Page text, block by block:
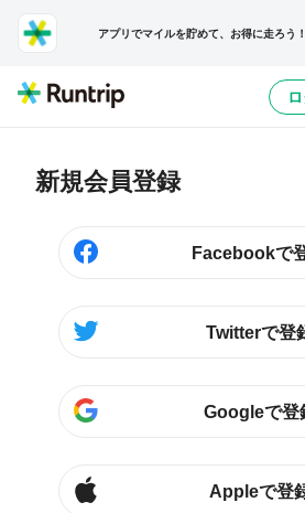
アプリでマイルを貯めて、お得に走ろう！
新規会員登録
Facebookで
Twitterで登
Googleで登
Appleで登